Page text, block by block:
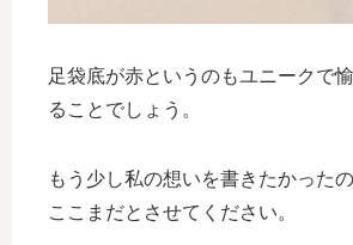
足袋底が赤というのもユニークで
ることでしょう。
もう少し私の想いを書きたかった
ここまだとさせてください。